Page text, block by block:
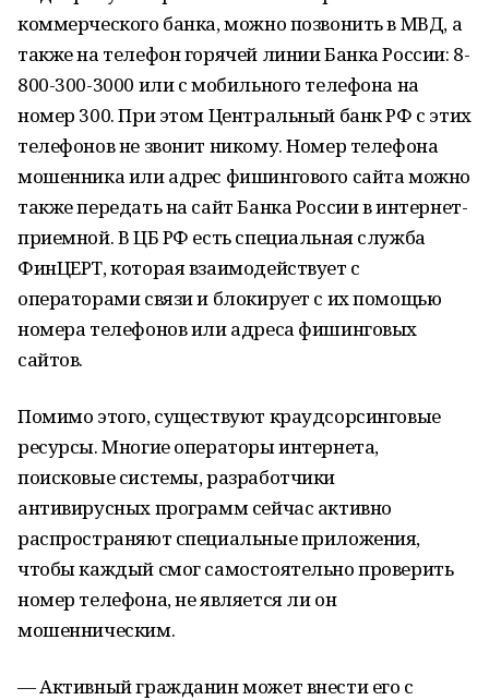
коммерческого банка, можно позвонить в МВД, а
также на телефон горячей линии Банка России: 8-
800-300-3000 или с мобильного телефона на
номер 300. При этом Центральный банк РФ с этих
телефонов не звонит никому. Номер телефона
мошенника или адрес фишингового сайта можно
также передать на сайт Банка России в интернет-
приемной. В ЦБ РФ есть специальная служба
ФинЦЕРТ, которая взаимодействует с
операторами связи и блокирует с их помощью
номера телефонов или адреса фишинговых
сайтов.
Помимо этого, существуют краудсорсинговые
ресурсы. Многие операторы интернета,
поисковые системы, разработчики
антивирусных программ сейчас активно
распространяют специальные приложения,
чтобы каждый смог самостоятельно проверить
номер телефона, не является ли он
мошенническим.
— Активный гражданин может внести его с